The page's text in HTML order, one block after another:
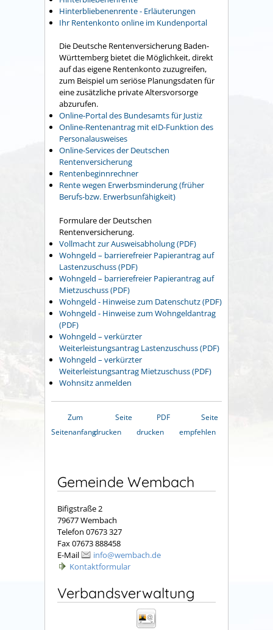
Hinterbliebenenrente - Erläuterungen
Ihr Rentenkonto online im Kundenportal
Die Deutsche Rentenversicherung Baden-
Württemberg bietet die Möglichkeit, direkt
auf das eigene Rentenkonto zuzugreifen,
zum Beispiel um seriöse Planungsdaten für
eine zusätzliche private Altersvorsorge
abzurufen.
Online-Portal des Bundesamts für Justiz
Online-Rentenantrag mit eID-Funktion des
Personalausweises
Online-Services der Deutschen
Rentenversicherung
Rentenbeginnrechner
Rente wegen Erwerbsminderung (früher
Berufs-bzw. Erwerbsunfähigkeit)
Formulare der Deutschen
Rentenversicherung.
Vollmacht zur Ausweisabholung (PDF)
Wohngeld – barrierefreier Papierantrag auf
Lastenzuschuss (PDF)
Wohngeld – barrierefreier Papierantrag auf
Mietzuschuss (PDF)
Wohngeld - Hinweise zum Datenschutz (PDF)
Wohngeld - Hinweise zum Wohngeldantrag
(PDF)
Wohngeld – verkürzter
Weiterleistungsantrag Lastenzuschuss (PDF)
Wohngeld – verkürzter
Weiterleistungsantrag Mietzuschuss (PDF)
Wohnsitz anmelden
Zum
Seitenanfang
Seite
drucken
PDF
drucken
Seite
empfehlen
Gemeinde Wembach
Bifigstraße 2
79677 Wembach
Telefon 07673 327
Fax 07673 888458
E-Mail
info@wembach.de
Kontaktformular
Verbandsverwaltung